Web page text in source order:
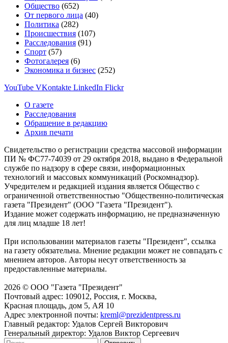
Общество (652)
От первого лица (40)
Политика (282)
Происшествия (107)
Расследования (91)
Спорт (57)
Фотогалерея (6)
Экономика и бизнес (252)
YouTube VKontakte LinkedIn Flickr
О газете
Расследования
Обращение в редакцию
Архив печати
Свидетельство о регистрации средства массовой информации
ПИ № ФС77-74039 от 29 октября 2018, выдано в Федеральной
службе по надзору в сфере связи, информационных
технологий и массовых коммуникаций (Роскомнадзор).
Учредителем и редакцией издания является Общество с
ограниченной ответственностью "Общественно-политическая
газета "Президент" (ООО "Газета "Президент").
Издание может содержать информацию, не предназначенную
для лиц младше 18 лет!
При использовании материалов газеты "Президент", ссылка
на газету обязательна. Мнение редакции может не совпадать с
мнением авторов. Авторы несут ответственность за
предоставленные материалы.
2026 © ООО "Газета "Президент"
Почтовый адрес: 109012, Россия, г. Москва,
Красная площадь, дом 5, АЯ 10
Адрес электронной почты: kreml@prezidentpress.ru
Главный редактор: Удалов Сергей Викторович
Генеральный директор: Удалов Виктор Сергеевич